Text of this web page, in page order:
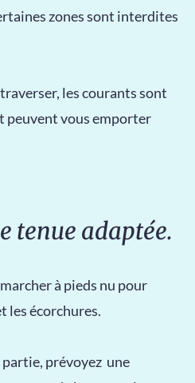
zones sont interdites
les courants sont
peuvent vous emporter
tenue adaptée.
à pieds nu pour
les écorchures.
partie, prévoyez une